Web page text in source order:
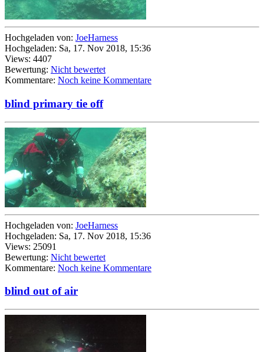
Hochgeladen von: JoeHarness
Hochgeladen: Sa, 17. Nov 2018, 15:36
Views: 4407
Bewertung: Nicht bewertet
Kommentare: Noch keine Kommentare
blind primary tie off
Hochgeladen von: JoeHarness
Hochgeladen: Sa, 17. Nov 2018, 15:36
Views: 25091
Bewertung: Nicht bewertet
Kommentare: Noch keine Kommentare
blind out of air